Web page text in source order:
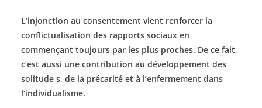
L’injonction au consentement vient renforcer la
conflictualisation des rapports sociaux en
commençant toujours par les plus proches. De ce fait,
c’est aussi une contribution au développement des
solitude s, de la précarité et à l’enfermement dans
l’individualisme.